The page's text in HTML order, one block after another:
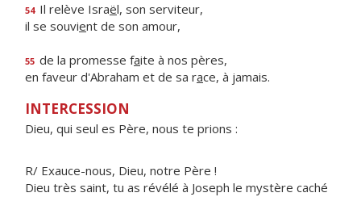
54 Il relève Israël, son serviteur,
il se souvient de son amour,
55 de la promesse faite à nos pères,
en faveur d'Abraham et de sa race, à jamais.
INTERCESSION
Dieu, qui seul es Père, nous te prions :
R/ Exauce-nous, Dieu, notre Père !
Dieu très saint, tu as révélé à Joseph le mystère caché